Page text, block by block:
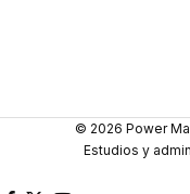
© 2026 Power
Estudios y